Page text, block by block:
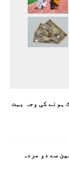
ہونے کی وجہ بہت
سے دو مردہ